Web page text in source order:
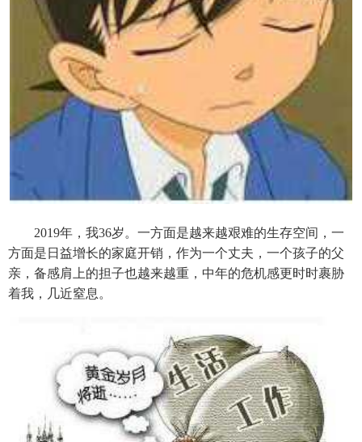
2019年，我36岁。一方面是越来越艰难的生存空间，一
方面是日益增长的家庭开销，作为一个丈夫，一个孩子的父
亲，备感肩上的担子也越来越重，中年的危机感更时时裹胁
着我，几近窒息。